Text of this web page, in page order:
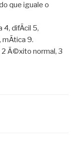
que iguale o
4, difÃ­cil 5,
mÃ­tica 9.
Ã©xito normal, 3